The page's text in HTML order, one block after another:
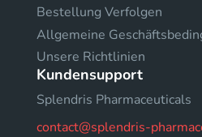
Bestellung Verfolgen
Allgemeine
Unsere Richtlinien
Kundensupport
Splendris Pharmaceuticals
contact@splendris-